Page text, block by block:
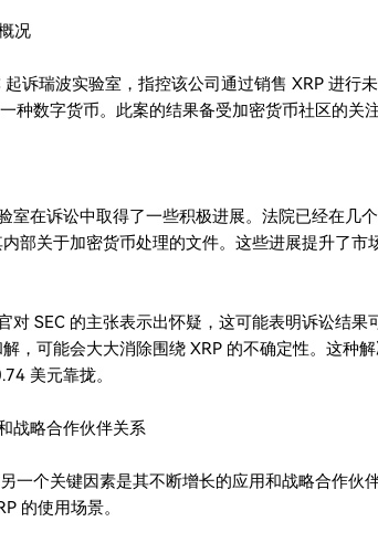
况
诉瑞波实验室，指控该公司通过销售 XRP 进行
种数字货币。此案的结果备受加密货币社区的关
室在诉讼中取得了一些积极进展。法院已经在几
部关于加密货币处理的文件。这些进展提升了
对 SEC 的主张表示出怀疑，这可能表明诉讼结果
，可能会大大消除围绕 XRP 的不确定性。这种
美元靠拢。
战略合作伙伴关系
一个关键因素是其不断增长的应用和战略合作伙
的使用场景。